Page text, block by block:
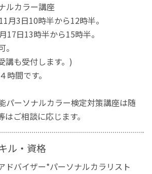
ナルカラー講座
月3日10時半から12時半。
17日13時半から15時半。
講も受付します。)
時間です。
パーソナルカラー検定対策講座は随
ご相談に応じます。
ル・資格
ドバイザー*パーソナルカラリスト